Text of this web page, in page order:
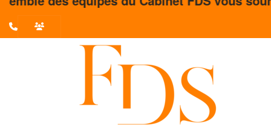
L'actualité du mois
Parrainer le nouvel arrivant pour lui
donner confiance